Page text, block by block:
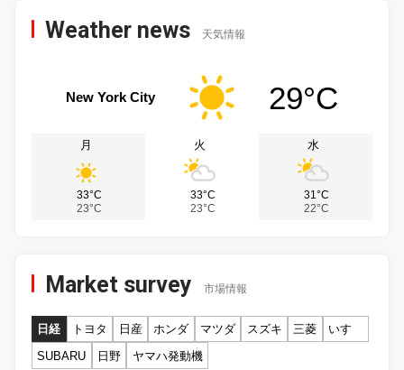
Weather news 天気情報
New York City 29°C
月
33°C
23°C
火
33°C
23°C
水
31°C
22°C
Market survey 市場情報
日経 トヨタ 日産 ホンダ マツダ スズキ 三菱
いすゞ
SUBARU
日野 ヤマハ発動機